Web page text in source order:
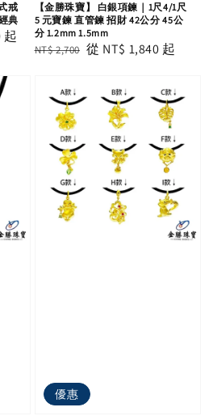
戒
典
起
【金勝珠寶】 白銀項鍊｜1尺4/1尺
5 元寶鍊 直管鍊 招財 42公分 45公
分 1.2mm 1.5mm
Regular
NT$ 2,700 Sale
從 NT$ 1,840 起
優惠